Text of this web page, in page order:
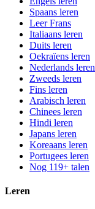
Spaans leren
Leer Frans
Italiaans leren
Duits leren
Oekraïens leren
Nederlands leren
Zweeds leren
Fins leren
Arabisch leren
Chinees leren
Hindi leren
Japans leren
Koreaans leren
Portugees leren
Nog 119+ talen
Leren